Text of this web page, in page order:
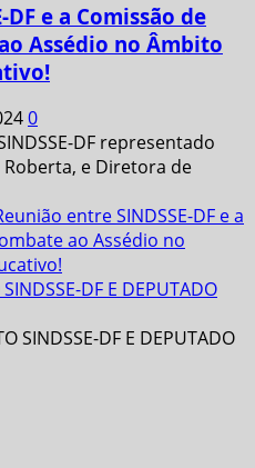
DF e a Comissão de
Assédio no Âmbito
0
DF representado
Roberta, e Diretora de
entre SINDSSE-DF e a
ao Assédio no
DF E DEPUTADO